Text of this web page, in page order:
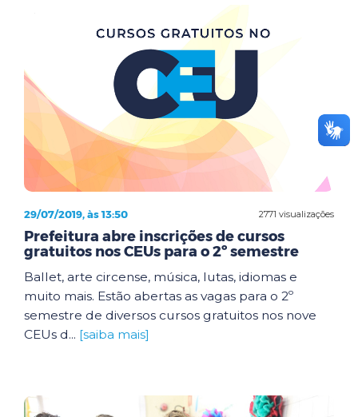
2771 visualizações
29/07/2019, às 13:50
Prefeitura abre inscrições de cursos
gratuitos nos CEUs para o 2º semestre
Ballet, arte circense, música, lutas, idiomas e
muito mais. Estão abertas as vagas para o 2º
semestre de diversos cursos gratuitos nos nove
CEUs d... [saiba mais]